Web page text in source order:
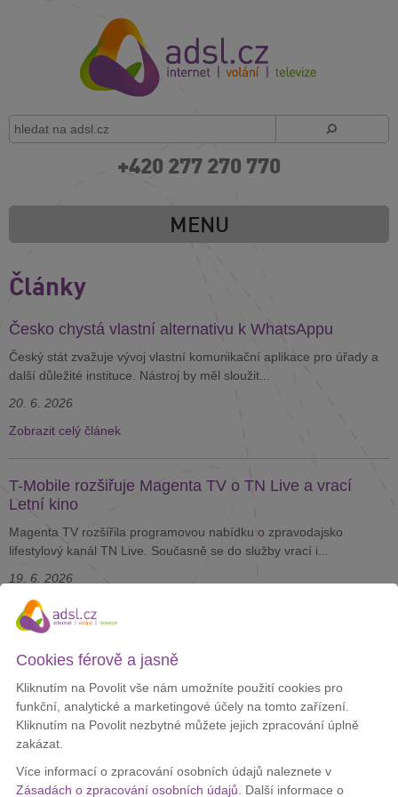
+420 277 270 770
MENU
Články
Česko chystá vlastní alternativu k WhatsAppu
Český stát zvažuje vývoj vlastní komunikační aplikace pro úřady a
další důležité instituce. Nástroj by měl sloužit...
20. 6. 2026
Zobrazit celý článek
T-Mobile rozšiřuje Magenta TV o TN Live a vrací
Letní kino
Magenta TV rozšířila programovou nabídku o zpravodajsko
lifestylový kanál TN Live. Současně se do služby vrací i...
19. 6. 2026
Zobrazit celý článek
V Británii otestovali první vakcínu navrženou umělou
inteligencí
Britští vědci představili vakcínu, jejíž klíčovou část navrhla umělá
inteligence. Cílem je vytvořit ochranu nejen...
Zobrazit celý článek
Cookies férově a jasně
Kliknutím na Povolit vše nám umožníte použití cookies pro
funkční, analytické a marketingové účely na tomto zařízení.
Kliknutím na Povolit nezbytné můžete jejich zpracování úplně
zakázat.
Více informací o zpracování osobních údajů naleznete v
Zásadách o zpracování osobních údajů . Další informace o